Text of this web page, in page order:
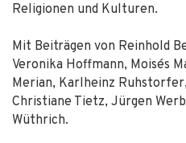
Religionen und Kulturen.
Mit Beiträgen von Reinhold
Veronika Hoffmann, Moisés
Merian, Karlheinz
Christiane Tietz, Jürgen
Wüthrich.